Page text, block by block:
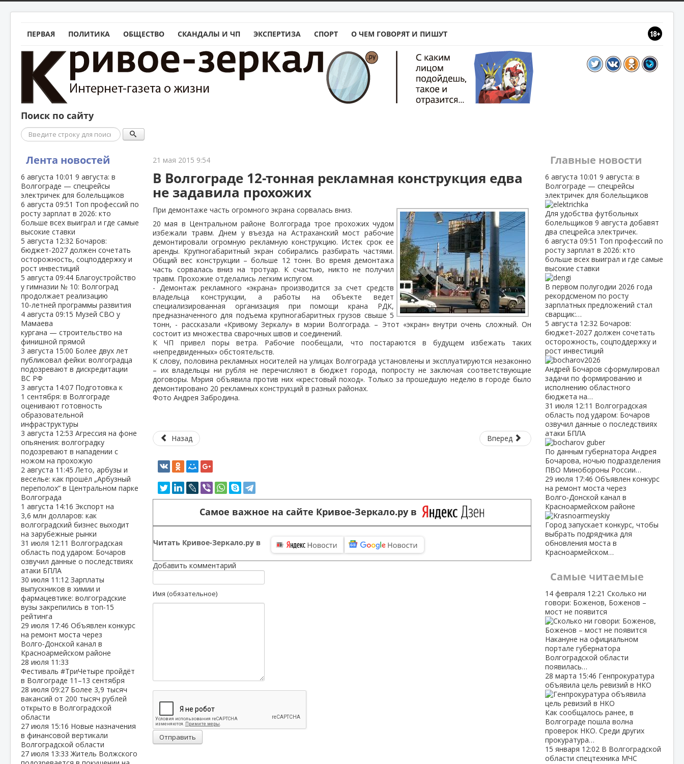
ПЕРВАЯ ПОЛИТИКА ОБЩЕСТВО СКАНДАЛЫ И ЧП ЭКСПЕРТИЗА СПОРТ О ЧЕМ ГОВОРЯТ И ПИШУТ
Поиск по сайту
Поиск
Лента новостей
6 августа 10:01 9 августа: в
Волгограде — спецрейсы
электричек для болельщиков
6 августа 09:51 Топ профессий по
росту зарплат в 2026: кто
больше всех выиграл и где самые
высокие ставки
5 августа 12:32 Бочаров:
бюджет‑2027 должен сочетать
осторожность, соцподдержку и
рост инвестиций
5 августа 09:44 Благоустройство
у гимназии № 10: Волгоград
продолжает реализацию
10‑летней программы развития
4 августа 09:15 Музей СВО у
Мамаева
кургана — строительство на
финишной прямой
3 августа 15:00 Более двух лет
публиковал фейки: волгоградца
подозревают в дискредитации
ВС РФ
3 августа 14:07 Подготовка к
1 сентября: в Волгограде
оценивают готовность
образовательной
инфраструктуры
3 августа 12:53 Агрессия на фоне
опьянения: волгоградку
подозревают в нападении с
ножом на прохожую
2 августа 11:45Лето, арбузы и
веселье: как прошёл „Арбузный
переполох“ в Центральном парке
Волгограда
1 августа 14:16 Экспорт на
3,6 млн долларов: как
волгоградский бизнес выходит
на зарубежные рынки
31 июля 12:11 Волгоградская
область под ударом: Бочаров
озвучил данные о последствиях
атаки БПЛА
30 июля 11:12 Зарплаты
выпускников в химии и
фармацевтике: волгоградские
вузы закрепились в топ‑15
рейтинга
29 июля 17:46 Объявлен конкурс
на ремонт моста через
Волго‑Донской канал в
Красноармейском районе
28 июля 11:33
Фестиваль #ТриЧетыре пройдёт
в Волгограде 11–13 сентября
28 июля 09:27 Более 3,9 тысяч
вакансий от 200 тысяч рублей
открыто в Волгоградской
области
27 июля 15:16 Новые назначения
в финансовой вертикали
Волгоградской области
27 июля 13:33Житель Волжского
21 мая 2015 9:54
В Волгограде 12-тонная рекламная конструкция едва
не задавила прохожих
При демонтаже часть огромного экрана сорвалась вниз.
20 мая в Центральном районе Волгограда трое прохожих чудом
избежали травм. Днем у въезда на Астраханский мост рабочие
демонтировали огромную рекламную конструкцию. Истек срок ее
аренды. Крупногабаритный экран собирались разбирать частями.
Общий вес конструкции – больше 12 тонн. Во время демонтажа
часть сорвалась вниз на тротуар. К счастью, никто не получил
травм. Прохожие отделались легким испугом.
- Демонтаж рекламного «экрана» производится за счет средств
владельца конструкции, а работы на объекте ведет
специализированная организация при помощи крана РДК,
предназначенного для подъема крупногабаритных грузов свыше 5
тонн, - рассказали «Кривому Зеркалу» в мэрии Волгограда. – Этот «экран» внутри очень сложный. Он
состоит из множества сварочных швов и соединений.
К ЧП привел поры ветра. Рабочие пообещали, что постараются в будущем избежать таких
«непредвиденных» обстоятельств.
К слову, половина рекламных носителей на улицах Волгограда установлены и эксплуатируются незаконно
– их владельцы ни рубля не перечисляют в бюджет города, попросту не заключая соответствующие
договоры. Мэрия объявила против них «крестовый поход». Только за прошедшую неделю в городе было
демонтировано 20 рекламных конструкций в разных районах.
Фото Андрея Забродина.
Назад Вперед
Самое важное на сайте Кривое-Зеркало.ру в
Читать Кривое-Зеркало.ру в
Добавить комментарий
Имя (обязательное)
Отправить
Главные новости
6 августа 10:01 9 августа: в
Волгограде — спецрейсы
электричек для болельщиков
Для удобства футбольных
болельщиков 9 августа добавят
два спецрейса электричек.
6 августа 09:51 Топ профессий по
росту зарплат в 2026: кто
больше всех выиграл и где самые
высокие ставки
В первом полугодии 2026 года
рекордсменом по росту
зарплатных предложений стал
сварщик:…
5 августа 12:32 Бочаров:
бюджет‑2027 должен сочетать
осторожность, соцподдержку и
рост инвестиций
Андрей Бочаров сформулировал
задачи по формированию и
исполнению областного
бюджета на…
31 июля 12:11 Волгоградская
область под ударом: Бочаров
озвучил данные о последствиях
атаки БПЛА
По данным губернатора Андрея
Бочарова, ночью подразделения
ПВО Минобороны России…
29 июля 17:46 Объявлен конкурс
на ремонт моста через
Волго‑Донской канал в
Красноармейском районе
Город запускает конкурс, чтобы
выбрать подрядчика для
обновления моста в
Красноармейском…
Самые читаемые
14 февраля 12:21 Сколько ни
говори: Боженов, Боженов –
мост не появится
Накануне на официальном
портале губернатора
Волгоградской области
появилась…
28 марта 15:46 Генпрокуратура
объявила цель ревизий в НКО
Как сообщалось ранее, в
Волгограде пошла волна
проверок НКО. Среди других
прокуратура…
15 января 12:02 В Волгоградской
области спецтехника МЧС